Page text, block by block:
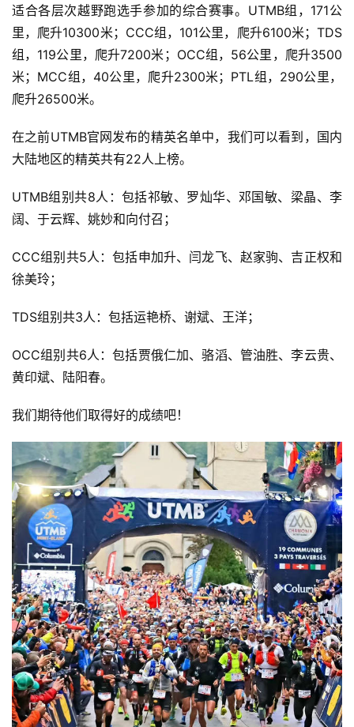
适合各层次越野跑选手参加的综合赛事。UTMB组，171公
里，爬升10300米；CCC组，101公里，爬升6100米；TDS
组，119公里，爬升7200米；OCC组，56公里，爬升3500
米；MCC组，40公里，爬升2300米；PTL组，290公里，
爬升26500米。
在之前UTMB官网发布的精英名单中，我们可以看到，国内
大陆地区的精英共有22人上榜。
UTMB组别共8人：包括祁敏、罗灿华、邓国敏、梁晶、李
阔、于云辉、姚妙和向付召；
CCC组别共5人：包括申加升、闫龙飞、赵家驹、吉正权和
徐美玲；
TDS组别共3人：包括运艳桥、谢斌、王洋；
OCC组别共6人：包括贾俄仁加、骆滔、管油胜、李云贵、
黄印斌、陆阳春。
我们期待他们取得好的成绩吧！